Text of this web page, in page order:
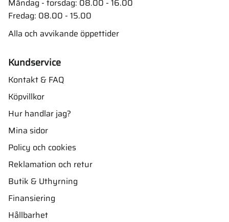
Måndag - torsdag: 08.00 - 16.00
Fredag: 08.00 - 15.00
Alla och avvikande öppettider
Kundservice
Kontakt & FAQ
Köpvillkor
Hur handlar jag?
Mina sidor
Policy och cookies
Reklamation och retur
Butik & Uthyrning
Finansiering
Hållbarhet